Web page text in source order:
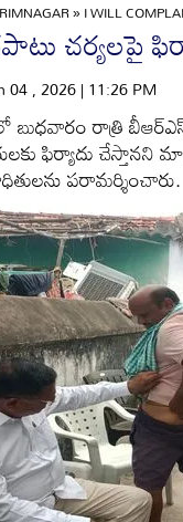
»I WILL
చర్యలపై
04 , 2026 | 11:26 PM
బుధవారం రాత్రి
ఫిర్యాదు చేస్తానని
పరామర్శించారు.